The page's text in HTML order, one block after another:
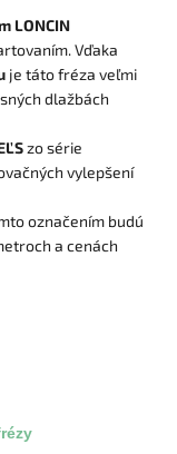
LONCIN
Vďaka
je táto fréza veľmi
dlažbách
zo série
vylepšení
označením budú
a cenách